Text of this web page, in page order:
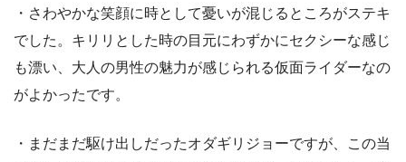
・さわやかな笑顔に時として憂いが混じるところがステキ
でした。キリリとした時の目元にわずかにセクシーな感じ
も漂い、大人の男性の魅力が感じられる仮面ライダーなの
がよかったです。
・まだまだ駆け出しだったオダギリジョーですが、この当